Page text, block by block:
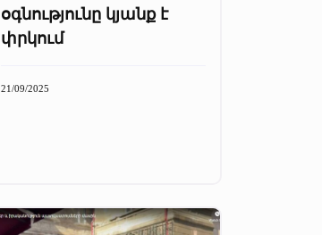
օգնությունը կյանք է
փրկում
21/09/2025